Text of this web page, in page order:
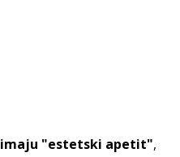
imaju "estetski apetit",